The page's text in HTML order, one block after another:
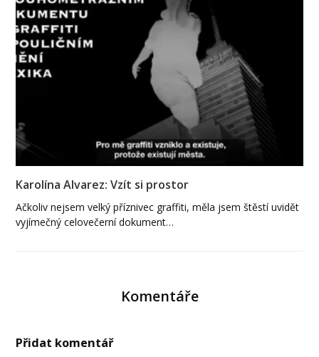
Karolína Alvarez: Vzít si prostor
Ačkoliv nejsem velký příznivec graffiti, měla jsem štěstí uvidět
vyjímečný celovečerní dokument…
Komentáře
Přidat komentář